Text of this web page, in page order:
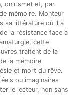
onirisme) et, par
mémoire. Monteur
sa littérature où il a
la résistance face à
cette
traitent de la
la mémoire
et mort du rêve.
ou imaginaires
le lecteur, non sans